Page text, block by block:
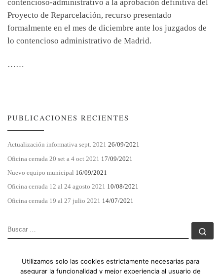
contencioso-administrativo a la aprobación definitiva del
Proyecto de Reparcelación, recurso presentado
formalmente en el mes de diciembre ante los juzgados de
lo contencioso administrativo de Madrid.
……
PUBLICACIONES RECIENTES
Actualización informativa sept. 2021 26/09/2021
Oficina cerrada 20 set a 4 oct 2021 17/09/2021
Nuevo equipo municipal 16/09/2021
Oficina cerrada 12 al 24 agosto 2021 10/08/2021
Oficina cerrada 19 al 27 julio 2021 14/07/2021
BUSCAR
Utilizamos solo las cookies estrictamente necesarias para
asegurar la funcionalidad y mejor experiencia al usuario de